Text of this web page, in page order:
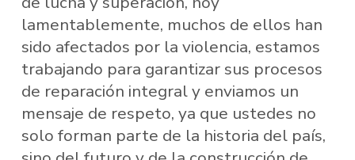
lamentablemente, muchos de ellos han
sido afectados por la violencia, estamos
trabajando para garantizar sus procesos
de reparación integral y enviamos un
mensaje de respeto, ya que ustedes no
solo forman parte de la historia del país,